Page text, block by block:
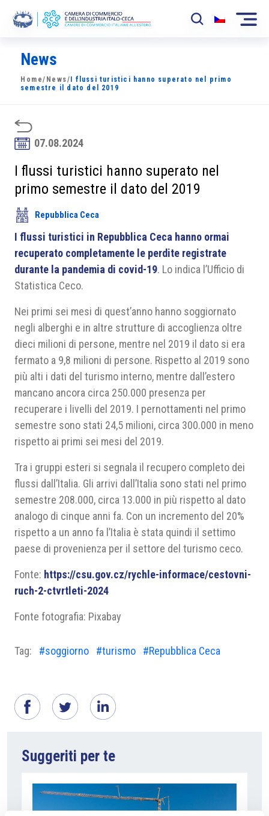
La Camera
News
Sviluppo Mercato
Soci
Partner
Progetti
Area riservata
News
Home/ News/ I flussi turistici hanno superato nel primo
semestre il dato del 2019
07.08.2024
I flussi turistici hanno superato nel
primo semestre il dato del 2019
Repubblica Ceca
I flussi turistici in Repubblica Ceca hanno ormai
recuperato completamente le perdite registrate
durante la pandemia di covid-19. Lo indica l’Ufficio di
Statistica Ceco.
Nei primi sei mesi di quest’anno hanno soggiornato
negli alberghi e in altre strutture di accoglienza oltre
dieci milioni di persone, mentre nel 2019 il dato si era
fermato a 9,8 milioni di persone. Rispetto al 2019 sono
più alti i dati del turismo interno, mentre dall’estero
mancano ancora circa 250.000 presenza per
recuperare i livelli del 2019. I pernottamenti nel primo
semestre sono stati 24,5 milioni, circa 300.000 in meno
rispetto ai primi sei mesi del 2019.
Tra i gruppi esteri si segnala il recupero completo dei
flussi dall’Italia. Gli arrivi dall’Italia sono stati nel primo
semestre 208.000, circa 13.000 in più rispetto al dato
analogo di cinque anni fa. Con un incremento del 20%
rispetto a un anno fa l’Italia è stata quindi il settimo
paese di provenienza per il settore del turismo ceco.
Fonte: https://csu.gov.cz/rychle-informace/cestovni-
ruch-2-ctvrtleti-2024
Fonte fotografia: Pixabay
Tag: #soggiorno #turismo #Repubblica Ceca
Suggeriti per te